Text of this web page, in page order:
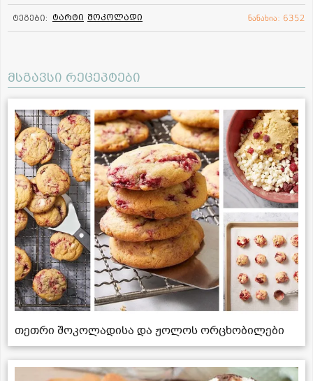
ტეგები: ტარტი შოკოლადი ნანახია: 6352
მსგავსი რეცეპტები
თეთრი შოკოლადისა და ჟოლოს ორცხობილები